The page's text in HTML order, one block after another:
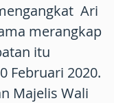
Ari
merangkap
itu
Februari 2020.
Majelis Wali